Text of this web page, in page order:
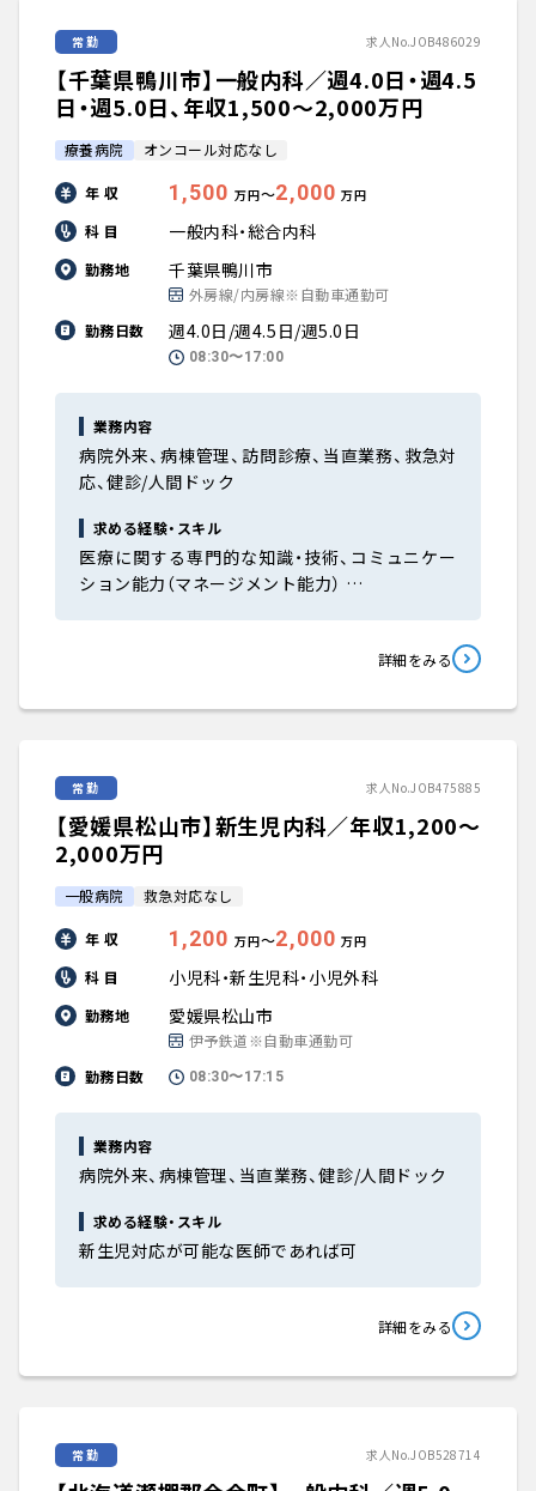
常勤 求人No.JOB486029
【千葉県鴨川市】一般内科／週4.0日・週4.5
日・週5.0日、年収1,500〜2,000万円
療養病院 オンコール対応なし
年 収 1,500 万円〜2,000 万円
科 目 一般内科・総合内科
勤務地 千葉県鴨川市
外房線/内房線※自動車通勤可
勤務日数
週4.0日/週4.5日/週5.0日
08:30〜17:00
業務内容
病院外来、病棟管理、訪問診療、当直業務、救急対
応、健診/人間ドック
求める経験・スキル
医療に関する専門的な知識・技術、コミュニケー
ション能力（マネージメント能力） …
詳細をみる
常勤 求人No.JOB475885
【愛媛県松山市】新生児内科／年収1,200〜
2,000万円
一般病院 救急対応なし
年 収 1,200 万円〜2,000 万円
科 目 小児科・新生児科・小児外科
勤務地 愛媛県松山市
伊予鉄道※自動車通勤可
勤務日数
08:30〜17:15
業務内容
病院外来、病棟管理、当直業務、健診/人間ドック
求める経験・スキル
新生児対応が可能な医師であれば可
詳細をみる
常勤 求人No.JOB528714